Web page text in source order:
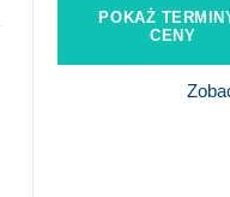
POKAŻ
CENY